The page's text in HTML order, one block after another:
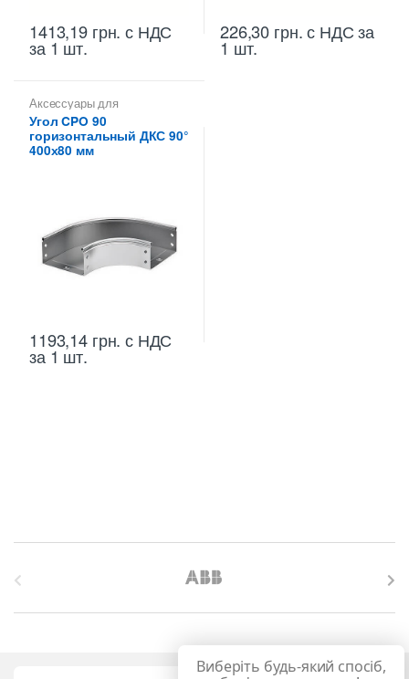
1413,19 грн. с НДС
за 1 шт.
226,30 грн.с НДС за
1 шт.
Аксессуары для
металлических лотков
для цельных,
перфорированных лотков
Угол CPO 90
горизонтальный ДКС 90°
400х80 мм
1193,14 грн. с НДС
за 1 шт.
Виберіть будь-який спосіб,